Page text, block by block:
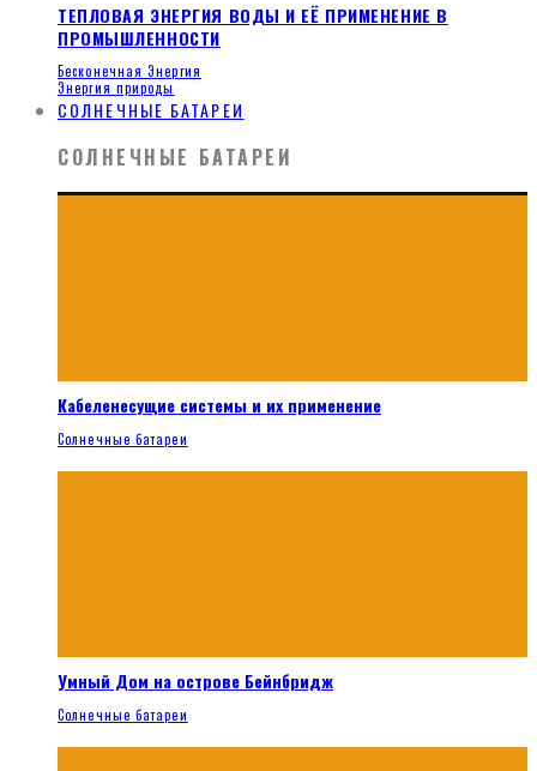
ТЕПЛОВАЯ ЭНЕРГИЯ ВОДЫ И ЕЁ ПРИМЕНЕНИЕ В
ПРОМЫШЛЕННОСТИ
Бесконечная Энергия
Энергия природы
СОЛНЕЧНЫЕ БАТАРЕИ
СОЛНЕЧНЫЕ БАТАРЕИ
Кабеленесущие системы и их применение
Солнечные батареи
Умный Дом на острове Бейнбридж
Солнечные батареи